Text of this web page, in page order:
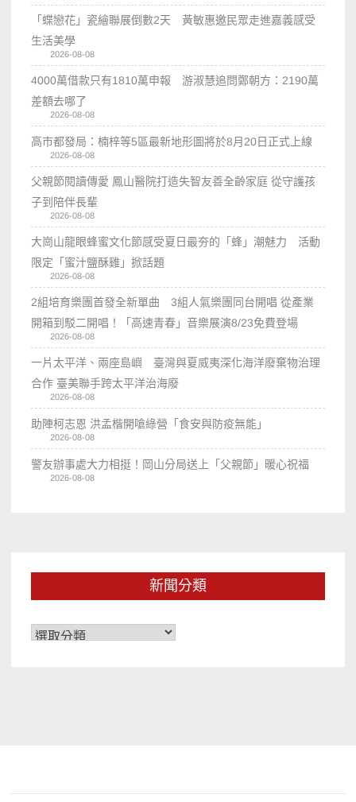
「蝶戀花」瓷繪聯展倒數2天 黃敏惠邀民眾走進嘉義感受
生活美學
2026-08-08
4000萬借款只有1810萬申報 游淑慧追問鄭朝方：2190萬
差額去哪了
2026-08-08
高市都發局：楠梓等5區最新地形圖將於8月20日正式上線
2026-08-08
父親節閱讀傳愛 鳳山醫院打造失智友善全齡家庭 從守護孩
子到陪伴長輩
2026-08-08
大崗山龍眼蜂蜜文化節感受夏日最夯的「蜂」潮魅力 活動
限定「蜜汁鹽酥雞」掀話題
2026-08-08
2組培育樂團首發全新單曲 3組人氣樂團同台開唱 從產業
開箱到駁二開唱！「高速青春」音樂展演8/23免費登場
2026-08-08
一片太平洋、兩座島嶼 臺灣與夏威夷深化海洋廢棄物治理
合作 臺美聯手跨太平洋治海廢
2026-08-08
助陣柯志恩 洪孟楷開嗆綠營「食安與防疫無能」
2026-08-08
警友辦事處大力相挺！岡山分局送上「父親節」暖心祝福
2026-08-08
新聞分類
新